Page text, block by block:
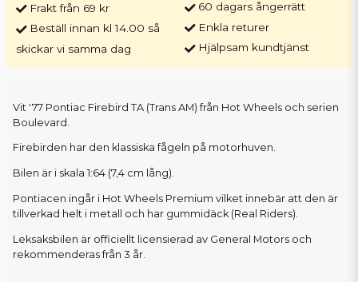
Frakt från 69 kr
Beställ innan kl 14.00 så
skickar vi samma dag
60 dagars ångerrätt
Enkla returer
Hjälpsam kundtjänst
Vit '77 Pontiac Firebird TA (Trans AM) från Hot Wheels och serien
Boulevard.
Firebirden har den klassiska fågeln på motorhuven.
Bilen är i skala 1:64 (7,4 cm lång).
Pontiacen ingår i Hot Wheels Premium vilket innebär att den är
tillverkad helt i metall och har gummidäck (Real Riders).
Leksaksbilen är officiellt licensierad av General Motors och
rekommenderas från 3 år.